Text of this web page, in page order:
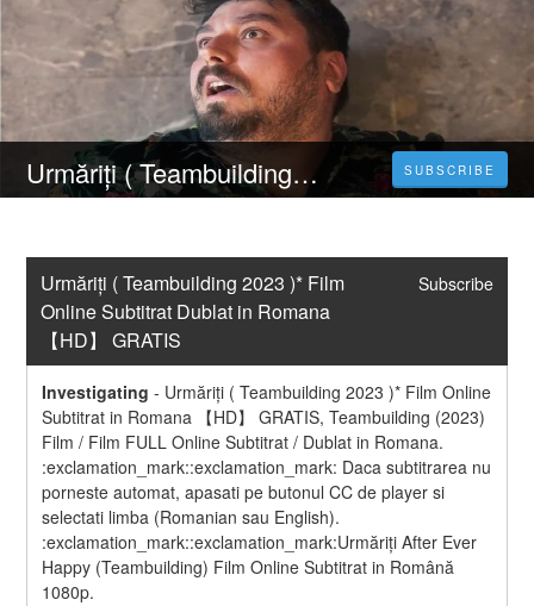
Urmăriți ( Teambuilding 2023 )* Film Online Subtitrat Dublat in Romana 【HD】 GRATIS SUBSCRIBE
Urmăriți ( Teambuilding 2023 )* Film
Online Subtitrat Dublat in Romana
【HD】 GRATIS
Subscribe
Investigating - Urmăriți ( Teambuilding 2023 )* Film Online
Subtitrat in Romana 【HD】 GRATIS, Teambuilding (2023)
Film / Film FULL Online Subtitrat / Dublat in Romana.
:exclamation_mark::exclamation_mark:️️ Daca subtitrarea nu
porneste automat, apasati pe butonul CC de player si
selectati limba (Romanian sau English).
:exclamation_mark::exclamation_mark:️️Urmăriți After Ever
Happy (Teambuilding) Film Online Subtitrat in Română
1080p.